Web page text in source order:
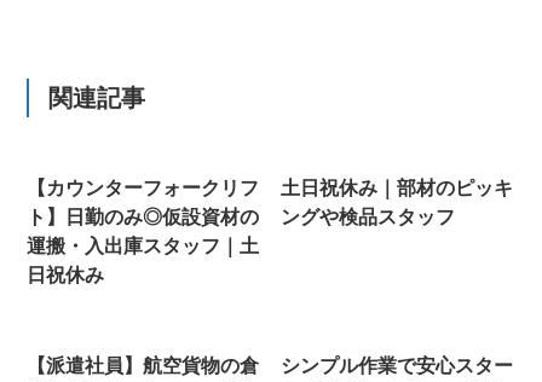
関連記事
【カウンターフォークリフ
ト】日勤のみ◎仮設資材の
運搬・入出庫スタッフ｜土
日祝休み
土日祝休み｜部材のピッキ
ングや検品スタッフ
【派遣社員】航空貨物の倉
シンプル作業で安心スター